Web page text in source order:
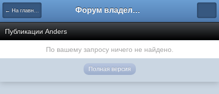
← На главную Форум владельцев интернет-магазинов
Публикации Anders
По вашему запросу ничего не найдено.
Полная версия